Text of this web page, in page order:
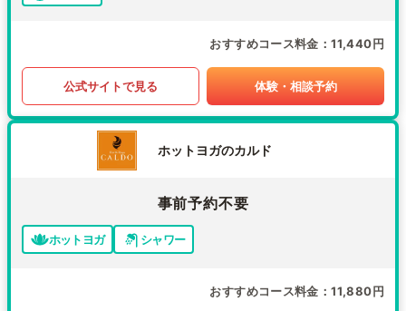
おすすめコース料金 11,440円
公式サイトで見る 体験・相談予約
ホットヨガのカルド
事前予約不要
ホットヨガ シャワー
おすすめコース料金 11,880円